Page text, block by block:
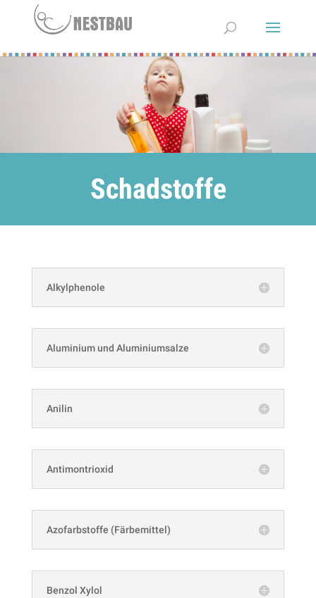
Schadstoffe
Alkylphenole
Aluminium und Aluminiumsalze
Anilin
Antimontrioxid
Azofarbstoffe (Färbemittel)
Benzol Xylol